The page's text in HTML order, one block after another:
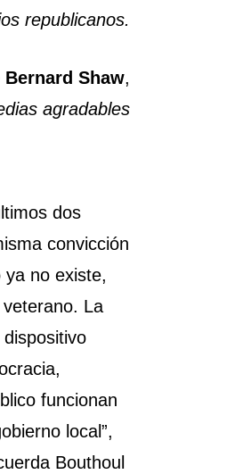
republicanos.
Bernard Shaw,
agradables
dos
convicción
no existe,
La
funcionan
local”,
Bouthoul